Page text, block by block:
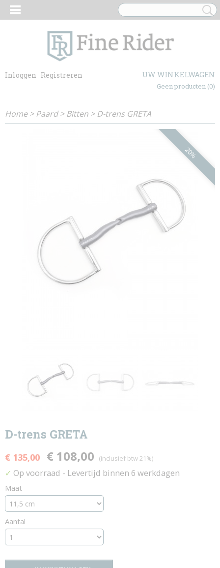
Inloggen Registreren UW WINKELWAGEN
Geen producten (0)
Home>Paard>Bitten >D-trens GRETA
20%
D-trens GRETA
€ 135,00 € 108,00 (inclusief btw 21%)
✓ Op voorraad - Levertijd binnen 6 werkdagen
Maat
Aantal